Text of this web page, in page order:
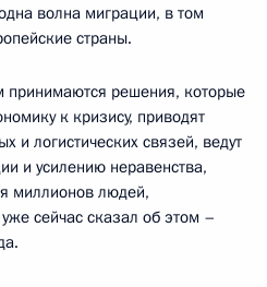
волна миграции, в том
страны.
решения, которые
к кризису, приводят
и логистических связей, ведут
и усилению неравенства,
миллионов людей,
сейчас сказал об этом –